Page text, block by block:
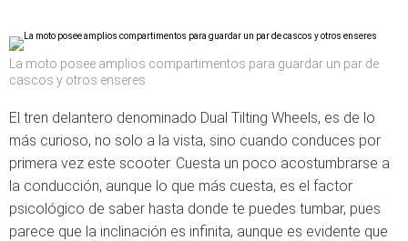
La moto posee amplios compartimentos para guardar un par de
cascos y otros enseres
El tren delantero denominado Dual Tilting Wheels, es de lo
más curioso, no solo a la vista, sino cuando conduces por
primera vez este scooter. Cuesta un poco acostumbrarse a
la conducción, aunque lo que más cuesta, es el factor
psicológico de saber hasta donde te puedes tumbar, pues
parece que la inclinación es infinita, aunque es evidente que